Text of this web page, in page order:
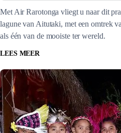
Met Air Rarotonga vliegt u naar dit
lagune van Aitutaki, met een omtrek
als één van de mooiste ter wereld.
LEES MEER